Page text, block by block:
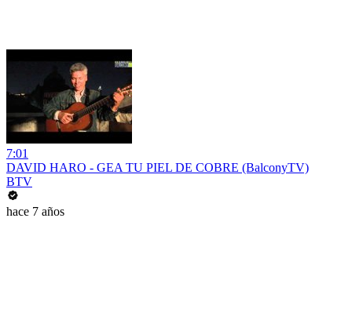
7:01
DAVID HARO - GEA TU PIEL DE COBRE (BalconyTV)
BTV
hace 7 años